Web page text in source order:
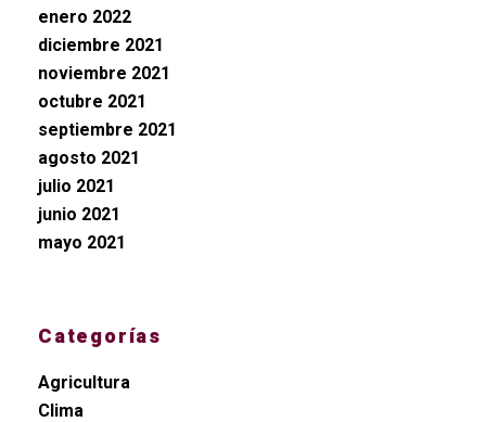
enero 2022
diciembre 2021
noviembre 2021
octubre 2021
septiembre 2021
agosto 2021
julio 2021
junio 2021
mayo 2021
Categorías
Agricultura
Clima